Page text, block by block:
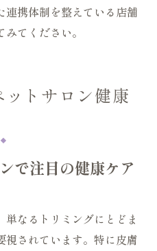
連携体制を整えている店舗
てください。
トサロン健康
で注目の健康ケア
なるトリミングにとどま
視されています。特に皮膚